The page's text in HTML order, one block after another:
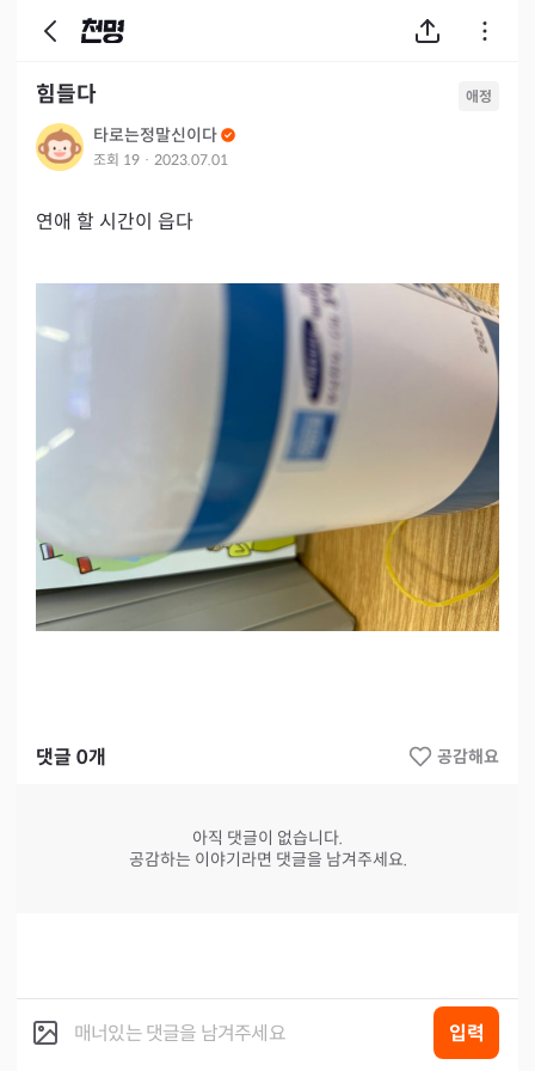
힘들다 애정
타로는정말신이다
조회 19 · 2023.07.01
연애 할 시간이 읍다
댓글 0개 공감해요
아직 댓글이 없습니다.
공감하는 이야기라면 댓글을 남겨주세요.
입력